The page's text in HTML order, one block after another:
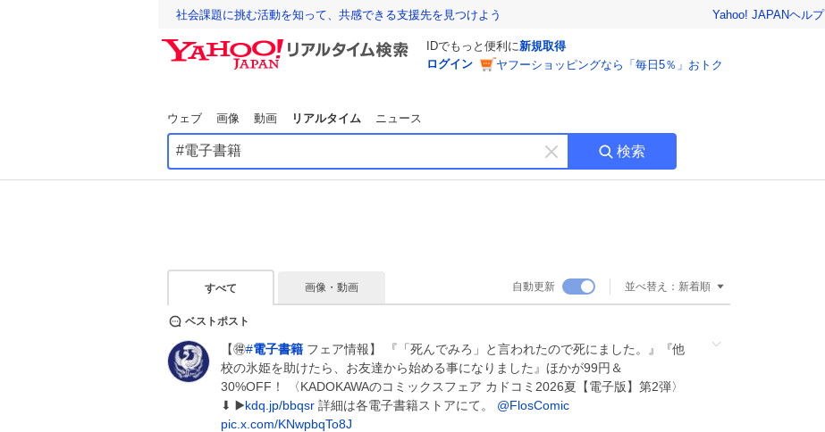
社会課題に挑む活動を知って、共感できる支援先を見つけよう Yahoo! JAPANヘルプ
IDでもっと便利に新規取得
ログイン
ヤフーショッピングなら「毎日5％」おトク
ウェブ 画像 動画 リアルタイム ニュース
キ
ー
す
検索
すべて 画像・動画 自動更新 並べ替え： 新着順
ベストポスト
【🉐#電子書籍 フェア情報】 『「死んでみろ」と言われたので死にました。』『他
校の氷姫を助けたら、お友達から始める事になりました』ほかが99円＆
30%OFF！ 〈KADOKAWAのコミックスフェア カドコミ2026夏【電子版】第2弾〉
⬇ ▶️kdq.jp/bbqsr 詳細は各電子書籍ストアにて。 @FlosComic
pic.x.com/KNwpbqTo8J